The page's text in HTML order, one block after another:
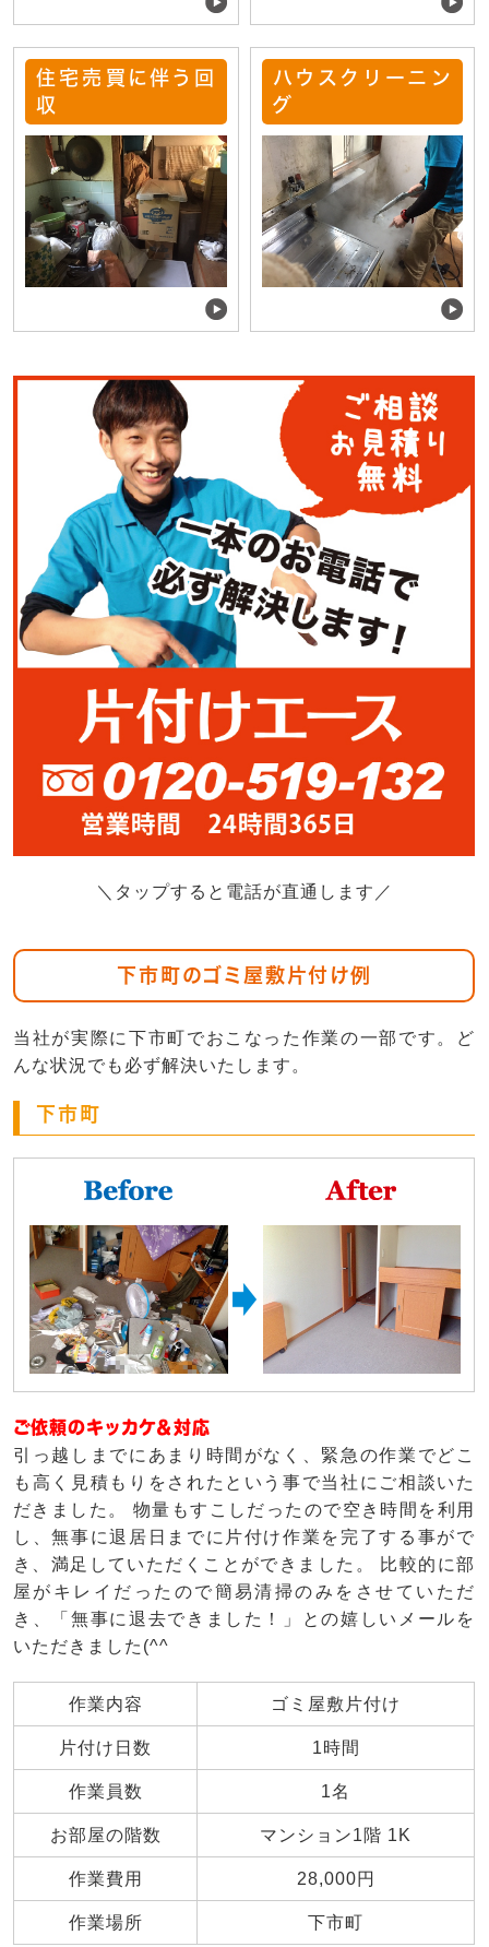
住宅売買に伴う回
収
ハウスクリーニン
グ
＼タップすると電話が直通します／
下市町のゴミ屋敷片付け例
当社が実際に下市町でおこなった作業の一部です。ど
んな状況でも必ず解決いたします。
下市町
ご依頼のキッカケ＆対応
引っ越しまでにあまり時間がなく、緊急の作業でどこ
も高く見積もりをされたという事で当社にご相談いた
だきました。 物量もすこしだったので空き時間を利用
し、無事に退居日までに片付け作業を完了する事がで
き、満足していただくことができました。 比較的に部
屋がキレイだったので簡易清掃のみをさせていただ
き、「無事に退去できました！」との嬉しいメールを
いただきました(^^
作業内容 ゴミ屋敷片付け
片付け日数 1時間
作業員数 1名
お部屋の階数 マンション1階 1K
作業費用 28,000円
作業場所 下市町